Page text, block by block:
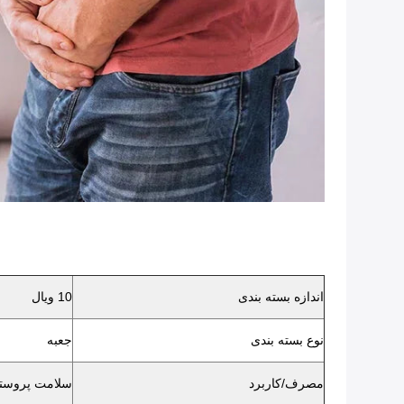
اندازه بسته بندی 10 ویال
نوع بسته بندی جعبه
مصرف/کاربرد سلامت